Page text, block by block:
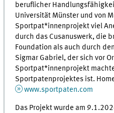
beruflicher
Universität Münster und von
Sportpat*innenprojekt viel
durch das Cusanuswerk, die
Foundation als auch durch
Sigmar Gabriel, der sich vor
Sportpat*innenprojekt
Sportpatenprojektes ist.
www.sportpaten.com
Das Projekt wurde am